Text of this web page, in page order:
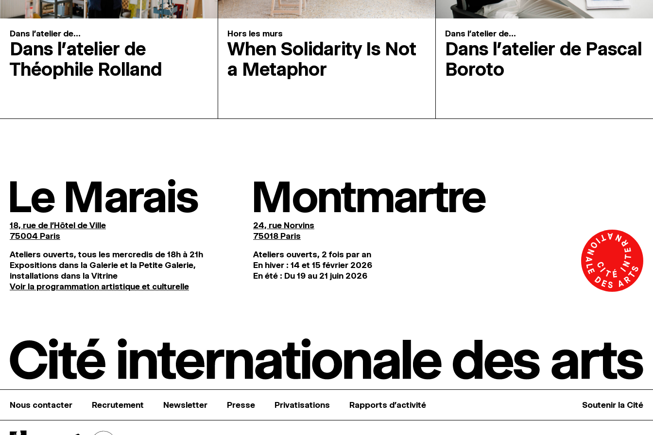
Dans l'atelier de...
Dans l’atelier de
Théophile Rolland
Hors les murs
When Solidarity Is Not
a Metaphor
Dans l'atelier de...
Dans l’atelier de Pascal
Boroto
Le Marais
18, rue de l'Hôtel de Ville
75004 Paris
Ateliers ouverts, tous les mercredis de 18h à 21h
Expositions dans la Galerie et la Petite Galerie,
installations dans la Vitrine
Voir la programmation artistique et culturelle
Montmartre
24, rue Norvins
75018 Paris
Ateliers ouverts, 2 fois par an
En hiver : 14 et 15 février 2026
En été : Du 19 au 21 juin 2026
Nous contacter Recrutement Newsletter Presse Privatisations Rapports d’activité Soutenir la Cité